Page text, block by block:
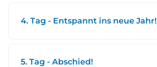
4. Tag - Entspannt ins neue Jahr!
5. Tag - Abschied!